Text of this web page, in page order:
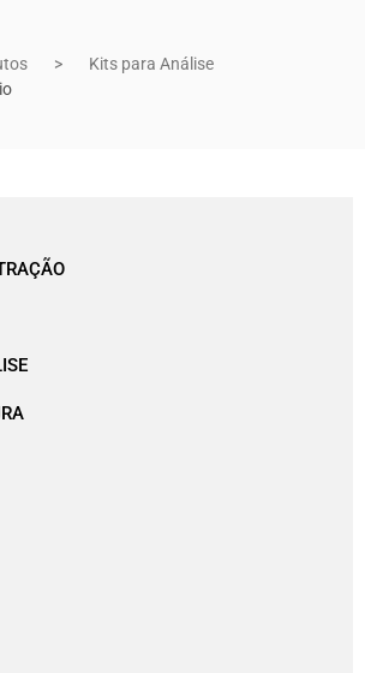
Kits para Análise